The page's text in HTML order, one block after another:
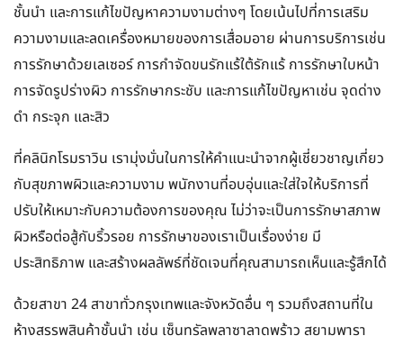
ชั้นนำ และการแก้ไขปัญหาความงามต่างๆ โดยเน้นไปที่การเสริม
ความงามและลดเครื่องหมายของการเสื่อมอาย ผ่านการบริการเช่น
การรักษาด้วยเลเซอร์ การกำจัดขนรักแร้ใต้รักแร้ การรักษาใบหน้า
การจัดรูปร่างผิว การรักษากระชับ และการแก้ไขปัญหาเช่น จุดด่าง
ดำ กระจุก และสิว
ที่คลินิกโรมราวิน เรามุ่งมั่นในการให้คำแนะนำจากผู้เชี่ยวชาญเกี่ยว
กับสุขภาพผิวและความงาม พนักงานที่อบอุ่นและใส่ใจให้บริการที่
ปรับให้เหมาะกับความต้องการของคุณ ไม่ว่าจะเป็นการรักษาสภาพ
ผิวหรือต่อสู้กับริ้วรอย การรักษาของเราเป็นเรื่องง่าย มี
ประสิทธิภาพ และสร้างผลลัพธ์ที่ชัดเจนที่คุณสามารถเห็นและรู้สึกได้
ด้วยสาขา 24 สาขาทั่วกรุงเทพและจังหวัดอื่น ๆ รวมถึงสถานที่ใน
ห้างสรรพสินค้าชั้นนำ เช่น เซ็นทรัลพลาซาลาดพร้าว สยามพารา